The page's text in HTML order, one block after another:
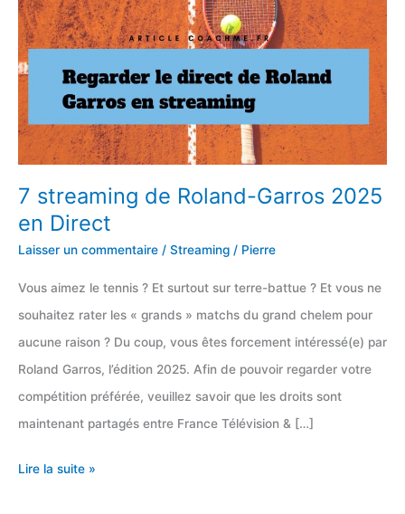
7 streaming de Roland-Garros 2025
en Direct
Laisser un commentaire / Streaming / Pierre
Vous aimez le tennis ? Et surtout sur terre-battue ? Et vous ne
souhaitez rater les « grands » matchs du grand chelem pour
aucune raison ? Du coup, vous êtes forcement intéressé(e) par
Roland Garros, l’édition 2025. Afin de pouvoir regarder votre
compétition préférée, veuillez savoir que les droits sont
maintenant partagés entre France Télévision & […]
7Lire la suite »